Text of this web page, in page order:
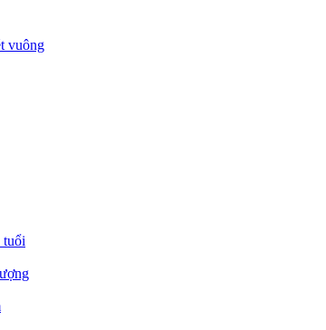
vuông
tuổi